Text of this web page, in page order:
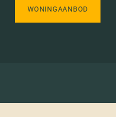
WONINGAANBOD